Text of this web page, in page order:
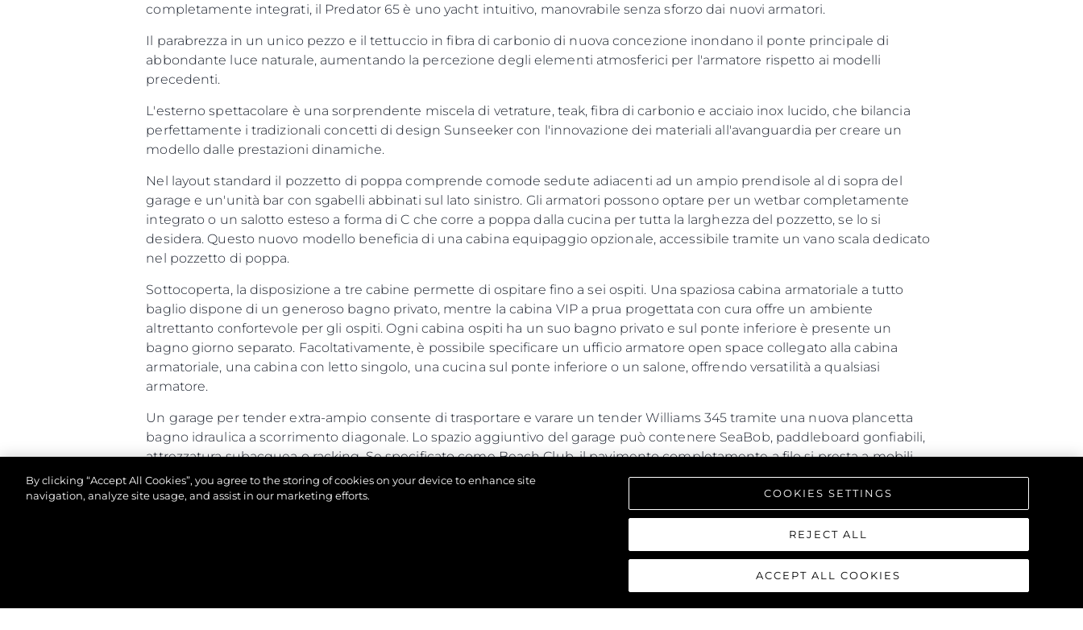
completamente integrati, il Predator 65 è uno yacht intuitivo, manovrabile senza sforzo dai nuovi armatori.
Il parabrezza in un unico pezzo e il tettuccio in fibra di carbonio di nuova concezione inondano il ponte principale di
abbondante luce naturale, aumentando la percezione degli elementi atmosferici per l'armatore rispetto ai modelli
precedenti.
L'esterno spettacolare è una sorprendente miscela di vetrature, teak, fibra di carbonio e acciaio inox lucido, che bilancia
perfettamente i tradizionali concetti di design Sunseeker con l'innovazione dei materiali all'avanguardia per creare un
modello dalle prestazioni dinamiche.
Nel layout standard il pozzetto di poppa comprende comode sedute adiacenti ad un ampio prendisole al di sopra del
garage e un'unità bar con sgabelli abbinati sul lato sinistro. Gli armatori possono optare per un wetbar completamente
integrato o un salotto esteso a forma di C che corre a poppa dalla cucina per tutta la larghezza del pozzetto, se lo si
desidera. Questo nuovo modello beneficia di una cabina equipaggio opzionale, accessibile tramite un vano scala dedicato
nel pozzetto di poppa.
Sottocoperta, la disposizione a tre cabine permette di ospitare fino a sei ospiti. Una spaziosa cabina armatoriale a tutto
baglio dispone di un generoso bagno privato, mentre la cabina VIP a prua progettata con cura offre un ambiente
altrettanto confortevole per gli ospiti. Ogni cabina ospiti ha un suo bagno privato e sul ponte inferiore è presente un
bagno giorno separato. Facoltativamente, è possibile specificare un ufficio armatore open space collegato alla cabina
armatoriale, una cabina con letto singolo, una cucina sul ponte inferiore o un salone, offrendo versatilità a qualsiasi
armatore.
Un garage per tender extra-ampio consente di trasportare e varare un tender Williams 345 tramite una nuova plancetta
bagno idraulica a scorrimento diagonale. Lo spazio aggiuntivo del garage può contenere SeaBob, paddleboard gonfiabili,
attrezzatura subacquea o racking. Se specificato come Beach Club, il pavimento completamente a filo si presta a mobili
indipendenti con doccia a tutt'altezza, illuminazione e altoparlanti integrati.
Complessivamente, il Predator 65 combina potenza e prestazioni con cabine generose e interni sorprendenti, offrendo
By clicking “Accept All Cookies”, you agree to the storing of cookies on your device to enhance site
navigation, analyze site usage, and assist in our marketing efforts.
COOKIES SETTINGS
REJECT ALL
ACCEPT ALL COOKIES